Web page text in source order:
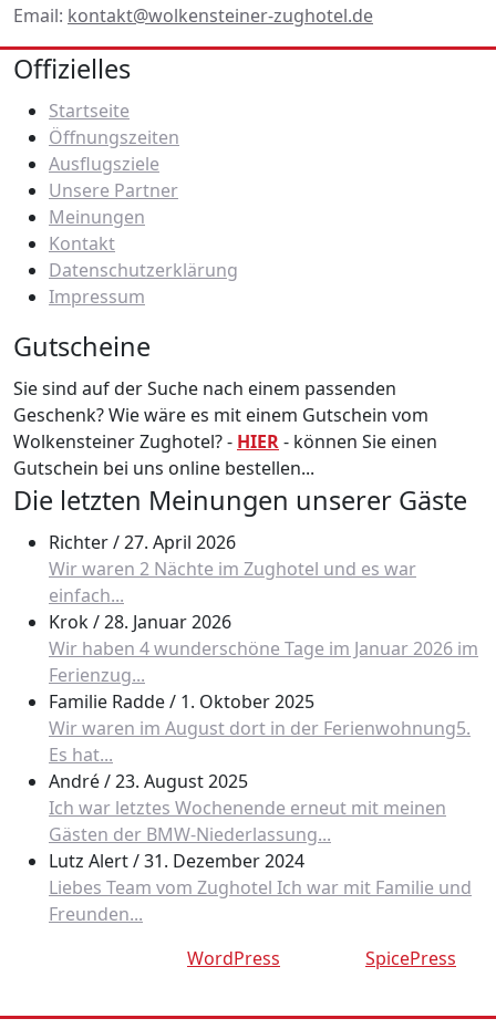
Email: kontakt@wolkensteiner-zughotel.de
Offizielles
Startseite
Öffnungszeiten
Ausflugsziele
Unsere Partner
Meinungen
Kontakt
Datenschutzerklärung
Impressum
Gutscheine
Sie sind auf der Suche nach einem passenden
Geschenk? Wie wäre es mit einem Gutschein vom
Wolkensteiner Zughotel? - HIER- können Sie einen
Gutschein bei uns online bestellen...
Die letzten Meinungen unserer Gäste
Richter/27. April 2026
Wir waren 2 Nächte im Zughotel und es war
einfach...
Krok/28. Januar 2026
Wir haben 4 wunderschöne Tage im Januar 2026 im
Ferienzug...
Familie Radde/ 1. Oktober 2025
Wir waren im August dort in der Ferienwohnung5.
Es hat...
André/23. August 2025
Ich war letztes Wochenende erneut mit meinen
Gästen der BMW-Niederlassung...
Lutz Alert/31. Dezember 2024
Liebes Team vom Zughotel Ich war mit Familie und
Freunden...
WordPress SpicePress